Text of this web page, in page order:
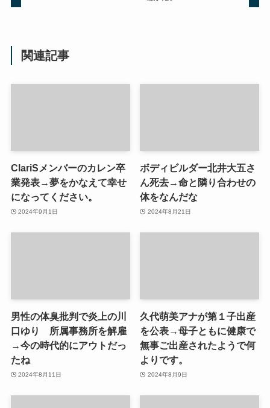
関連記事
ClariSメンバーのカレン卒
業発表→夢をかなえて幸せ
になってください。
2024年9月1日
ボディビルダー北井大五さ
ん死去→命と隣り合わせの
体をなんだな
2024年8月21日
男性の体臭批判で炎上の川
口ゆり 所属事務所を解雇
→今の時代的にアウトだっ
たね
2024年8月11日
久代萌美アナが第１子出産
を公表→母子ともに健康で
無事ご出産されたようで何
よりです。
2024年8月9日